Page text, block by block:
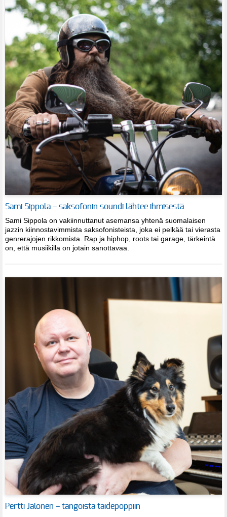
Sami Sippola – saksofonin soundi lähtee ihmisestä
Sami Sippola on vakiinnuttanut asemansa yhtenä suomalaisen
jazzin kiinnostavimmista saksofonisteista, joka ei pelkää tai vierasta
genrerajojen rikkomista. Rap ja hiphop, roots tai garage, tärkeintä
on, että musiikilla on jotain sanottavaa.
Pertti Jalonen – tangoista taidepoppiin